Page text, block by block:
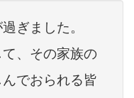
ぎました。
、その家族の
でおられる皆